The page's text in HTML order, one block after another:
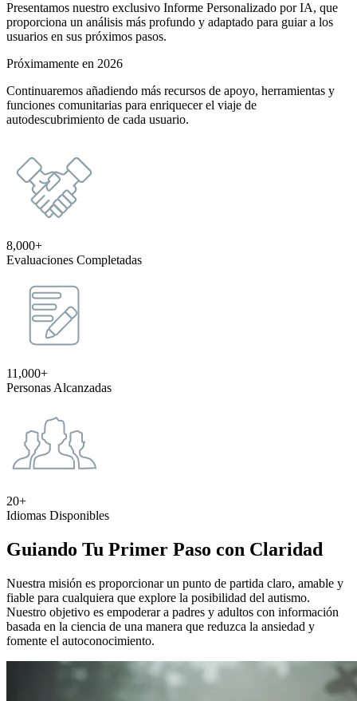
Presentamos nuestro exclusivo Informe Personalizado por IA, que
proporciona un análisis más profundo y adaptado para guiar a los
usuarios en sus próximos pasos.
Próximamente en 2026
Continuaremos añadiendo más recursos de apoyo, herramientas y
funciones comunitarias para enriquecer el viaje de
autodescubrimiento de cada usuario.
8,000+
Evaluaciones Completadas
11,000+
Personas Alcanzadas
20+
Idiomas Disponibles
Guiando Tu Primer Paso con Claridad
Nuestra misión es proporcionar un punto de partida claro, amable y
fiable para cualquiera que explore la posibilidad del autismo.
Nuestro objetivo es empoderar a padres y adultos con información
basada en la ciencia de una manera que reduzca la ansiedad y
fomente el autoconocimiento.